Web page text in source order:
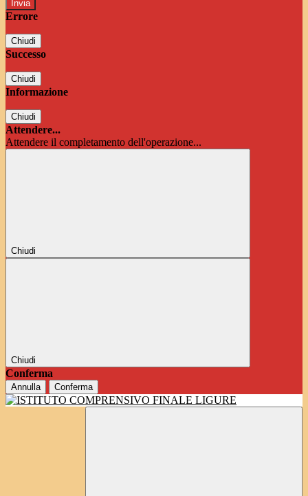
Errore
Chiudi
Successo
Chiudi
Informazione
Chiudi
Attendere...
Attendere il completamento dell'operazione...
Chiudi
Chiudi
Conferma
Annulla Conferma